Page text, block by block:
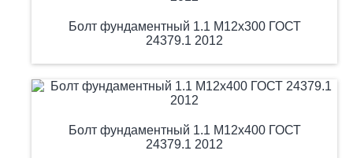
Болт фундаментный 1.1 М12х300 ГОСТ
24379.1 2012
Болт фундаментный 1.1 М12х400 ГОСТ
24379.1 2012